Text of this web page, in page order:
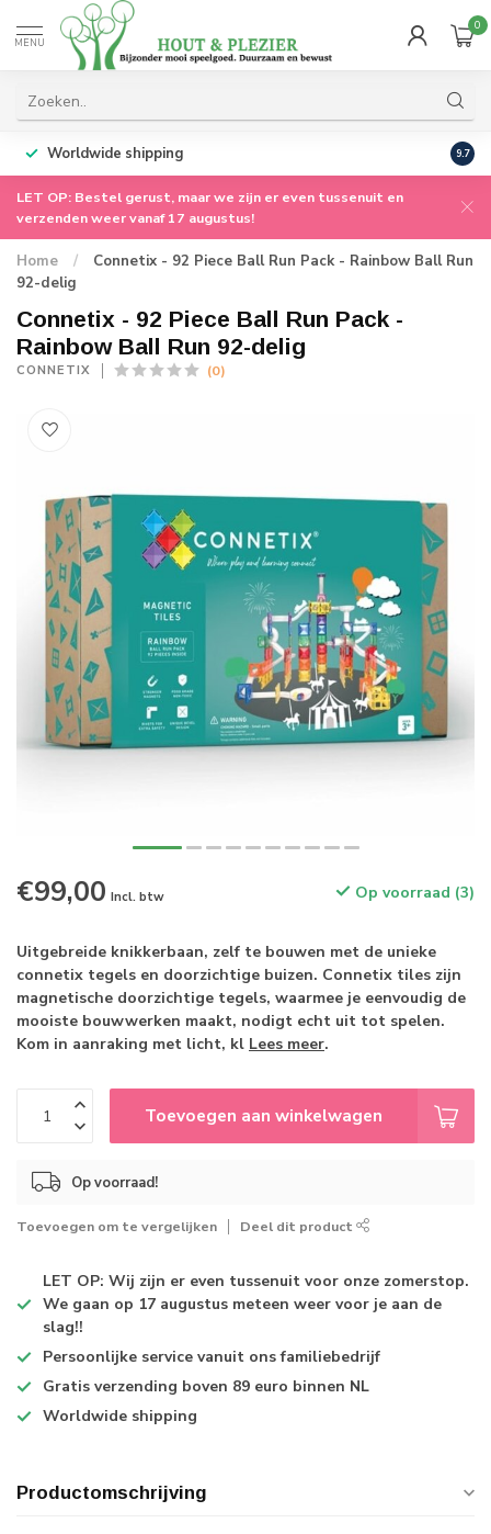
MENU
0
Worldwide shipping 9.7
LET OP: Bestel gerust, maar we zijn er even tussenuit en
verzenden weer vanaf 17 augustus!
Home /
Connetix - 92 Piece Ball Run Pack - Rainbow Ball Run
92-delig
Connetix - 92 Piece Ball Run Pack -
Rainbow Ball Run 92-delig
CONNETIX (0)
€99,00 Incl. btw Op voorraad (3)
Uitgebreide knikkerbaan, zelf te bouwen met de unieke
connetix tegels en doorzichtige buizen. Connetix tiles zijn
magnetische doorzichtige tegels, waarmee je eenvoudig de
mooiste bouwwerken maakt, nodigt echt uit tot spelen.
Kom in aanraking met licht, kl Lees meer.
Toevoegen aan winkelwagen
Op voorraad!
Toevoegen om te vergelijken Deel dit product
LET OP: Wij zijn er even tussenuit voor onze zomerstop.
We gaan op 17 augustus meteen weer voor je aan de
slag!!
Persoonlijke service vanuit ons familiebedrijf
Gratis verzending boven 89 euro binnen NL
Worldwide shipping
Productomschrijving